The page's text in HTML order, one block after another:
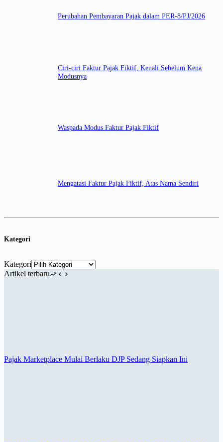
Perubahan Pembayaran Pajak dalam PER-8/PJ/2026
Ciri-ciri Faktur Pajak Fiktif, Kenali Sebelum Kena
Modusnya
Waspada Modus Faktur Pajak Fiktif
Mengatasi Faktur Pajak Fiktif, Atas Nama Sendiri
Kategori
Kategori
Artikel terbaru
Pajak Marketplace Mulai Berlaku DJP Sedang Siapkan Ini